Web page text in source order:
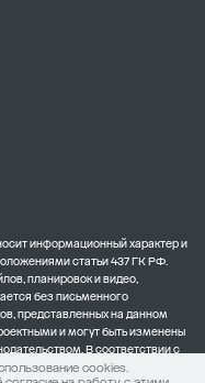
информационный характер и
статьи 437 ГК РФ.
планировок и видео,
без письменного
представленных на данном
и могут быть изменены
В соответствии с
информация о застройщике
cookies.